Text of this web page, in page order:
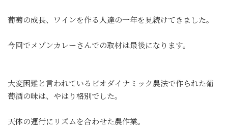
葡萄の成長、ワインを作る人達の一年を見続けてきました。
今回でメゾンカレーさんでの取材は最後になります。
大変困難と言われているビオダイナミック農法で作られた葡
萄酒の味は、やはり格別でした。
天体の運行にリズムを合わせた農作業。